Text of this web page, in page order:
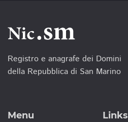
Registro e anagrafe dei Domini
della Repubblica di San Marino
Menu Links